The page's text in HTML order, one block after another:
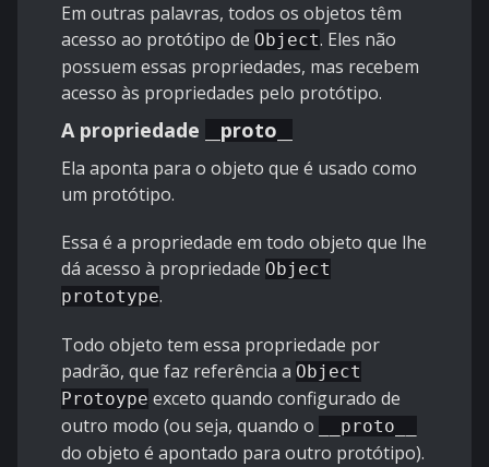
Em outras palavras, todos os objetos têm
acesso ao protótipo de Object. Eles não
possuem essas propriedades, mas recebem
acesso às propriedades pelo protótipo.
A propriedade __proto__
Ela aponta para o objeto que é usado como
um protótipo.
Essa é a propriedade em todo objeto que lhe
dá acesso à propriedade Object
prototype.
Todo objeto tem essa propriedade por
padrão, que faz referência a Object
Protoype exceto quando configurado de
outro modo (ou seja, quando o
__proto__
do objeto é apontado para outro protótipo).